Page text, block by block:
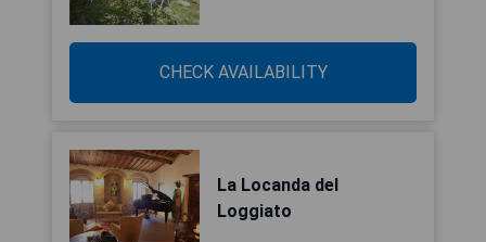
CHECK AVAILABILITY
La Locanda del
Loggiato